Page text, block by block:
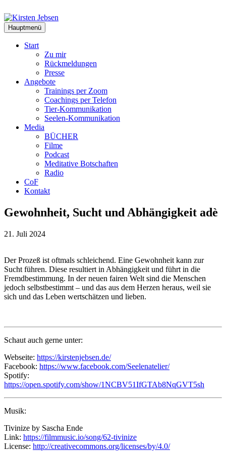
Inhalt
springen
Hauptmenü
Start
Zu mir
Rückmeldungen
Presse
Angebote
Trainings per Zoom
Coachings per Telefon
Tier-Kommunikation
Seelen-Kommunikation
Media
BÜCHER
Filme
Podcast
Meditative Botschaften
Radio
CoF
Kontakt
Gewohnheit, Sucht und Abhängigkeit adè
21. Juli 2024
Der Prozeß ist oftmals schleichend. Eine Gewohnheit kann zur
Sucht führen. Diese resultiert in Abhängigkeit und führt in die
Fremdbestimmung. In der neuen fairen Welt sind die Menschen
jedoch selbstbestimmt – und das aus dem Herzen heraus, weil sie
sich und das Leben wertschätzen und lieben.
Schaut auch gerne unter:
Webseite: https://kirstenjebsen.de/
Facebook: https://www.facebook.com/Seelenatelier/
Spotify:
https://open.spotify.com/show/1NCBV51IfGTAb8NqGVT5sh
Musik:
Tivinize by Sascha Ende
Link: https://filmmusic.io/song/62-tivinize
License: http://creativecommons.org/licenses/by/4.0/